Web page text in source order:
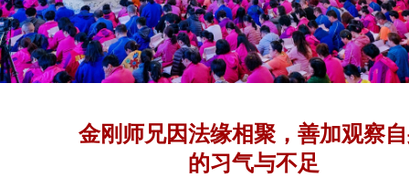
金刚师兄因法缘相聚，善加观察
的习气与不足